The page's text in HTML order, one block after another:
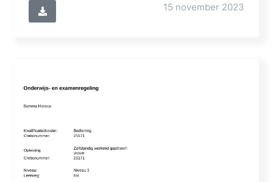
15 november 2023